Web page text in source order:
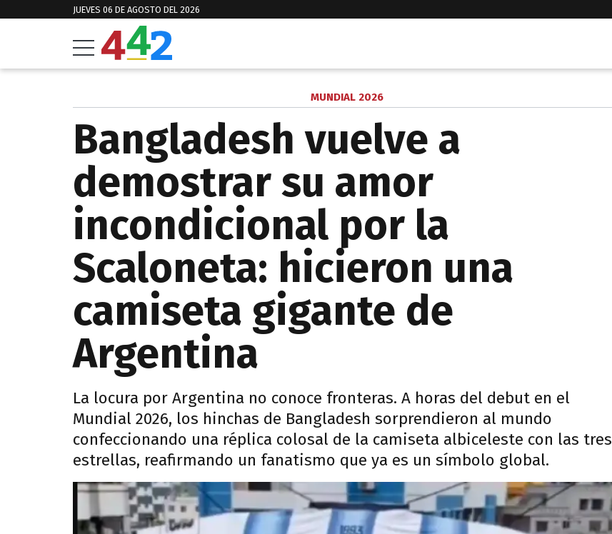
JUEVES 06 DE AGOSTO DEL 2026
MUNDIAL 2026
Bangladesh vuelve a
demostrar su amor
incondicional por la
Scaloneta: hicieron una
camiseta gigante de
Argentina
La locura por Argentina no conoce fronteras. A horas del debut en el
Mundial 2026, los hinchas de Bangladesh sorprendieron al mundo
confeccionando una réplica colosal de la camiseta albiceleste con las tres
estrellas, reafirmando un fanatismo que ya es un símbolo global.